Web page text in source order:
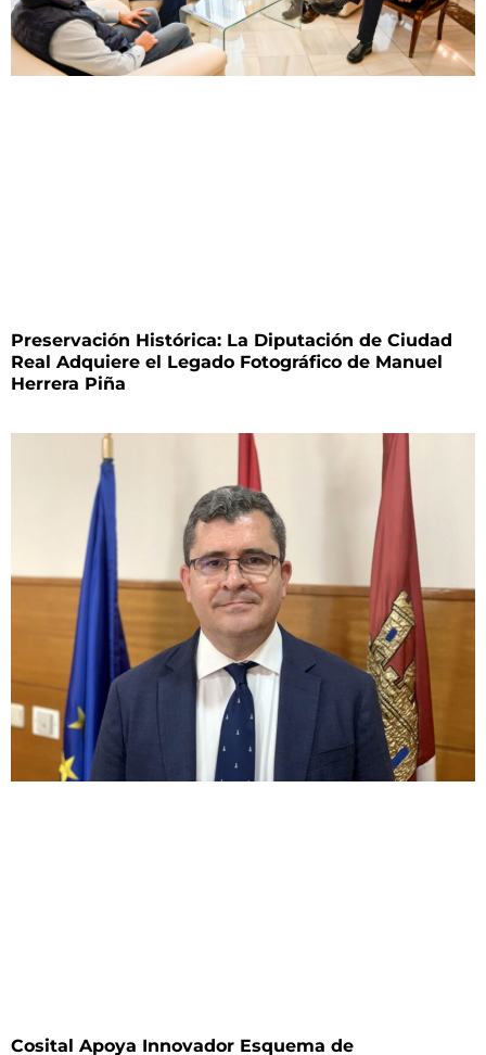
Preservación Histórica: La Diputación de Ciudad
Real Adquiere el Legado Fotográfico de Manuel
Herrera Piña
Cosital Apoya Innovador Esquema de